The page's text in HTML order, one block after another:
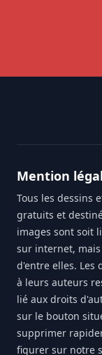
Mention
Tous les dessins
gratuits et
images sont soit
sur internet,
d'entre elles. Les
à leurs auteurs
lié aux droits
sur le bouton
supprimer
figurer sur notre